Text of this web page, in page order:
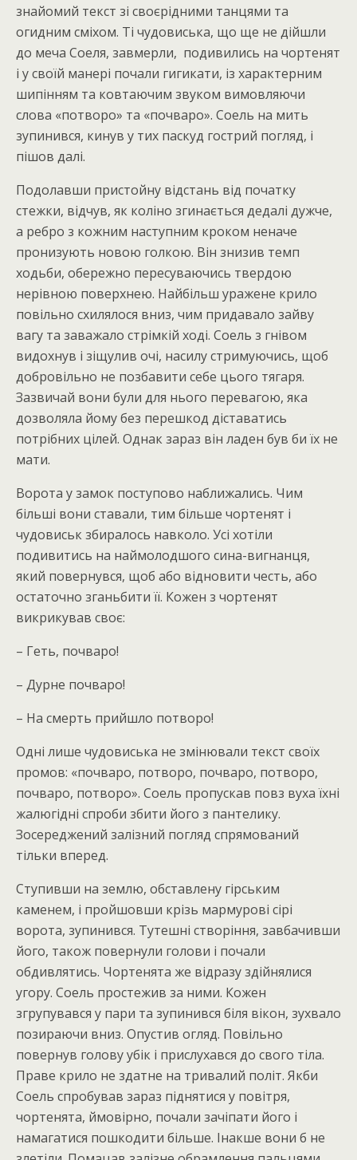
знайомий текст зі своєрідними танцями та
огидним сміхом. Ті чудовиська, що ще не дійшли
до меча Соеля, завмерли, подивились на чортенят
і у своїй манері почали гигикати, із характерним
шипінням та ковтаючим звуком вимовляючи
слова «потворо» та «почваро». Соель на мить
зупинився, кинув у тих паскуд гострий погляд, і
пішов далі.
Подолавши пристойну відстань від початку
стежки, відчув, як коліно згинається дедалі дужче,
а ребро з кожним наступним кроком неначе
пронизують новою голкою. Він знизив темп
ходьби, обережно пересуваючись твердою
нерівною поверхнею. Найбільш уражене крило
повільно схилялося вниз, чим придавало зайву
вагу та заважало стрімкій ході. Соель з гнівом
видохнув і зіщулив очі, насилу стримуючись, щоб
добровільно не позбавити себе цього тягаря.
Зазвичай вони були для нього перевагою, яка
дозволяла йому без перешкод діставатись
потрібних цілей. Однак зараз він ладен був би їх не
мати.
Ворота у замок поступово наближались. Чим
більші вони ставали, тим більше чортенят і
чудовиськ збиралось навколо. Усі хотіли
подивитись на наймолодшого сина-вигнанця,
який повернувся, щоб або відновити честь, або
остаточно зганьбити її. Кожен з чортенят
викрикував своє:
– Геть, почваро!
– Дурне почваро!
– На смерть прийшло потворо!
Одні лише чудовиська не змінювали текст своїх
промов: «почваро, потворо, почваро, потворо,
почваро, потворо». Соель пропускав повз вуха їхні
жалюгідні спроби збити його з пантелику.
Зосереджений залізний погляд спрямований
тільки вперед.
Ступивши на землю, обставлену гірським
каменем, і пройшовши крізь мармурові сірі
ворота, зупинився. Тутешні створіння, завбачивши
його, також повернули голови і почали
обдивлятись. Чортенята же відразу здійнялися
угору. Соель простежив за ними. Кожен
згрупувався у пари та зупинився біля вікон, зухвало
позираючи вниз. Опустив огляд. Повільно
повернув голову убік і прислухався до свого тіла.
Праве крило не здатне на тривалий політ. Якби
Соель спробував зараз піднятися у повітря,
чортенята, ймовірно, почали зачіпати його і
намагатися пошкодити більше. Інакше вони б не